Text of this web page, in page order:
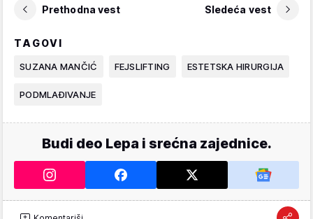
Prethodna vest Sledeća vest
TAGOVI
SUZANA MANČIĆ FEJSLIFTING ESTETSKA HIRURGIJA
PODMLAĐIVANJE
Budi deo Lepa i srećna zajednice.